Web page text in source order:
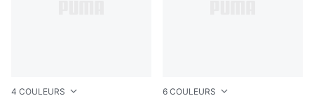
4 COULEURS 6 COULEURS